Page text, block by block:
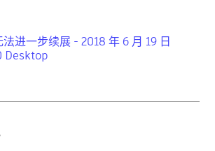
进一步续展 - 2018 年 6 月 19 日
Desktop